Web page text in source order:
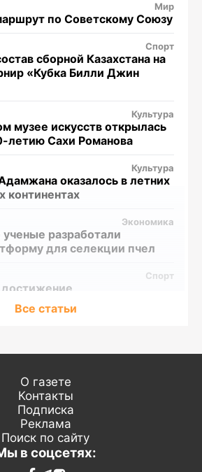
Мир
по Советскому Союзу
Спорт
сборной Казахстана на
«Кубка Билли Джин
Культура
музее искусств открылась
летию Сахи Романова
Культура
оказалось в летних
континентах
Экономика
ученые разработали
для селекции пчел
Спорт
23 тысячам водным
и включены в
информационную систему
сборной Казахстана по дзюдо
Все статьи
О газете
Контакты
Подписка
Реклама
Поиск по сайту
в соцсетях: